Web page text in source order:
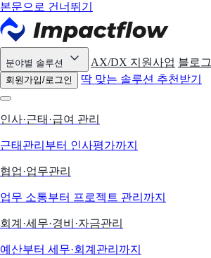
본문으로 건너뛰기
분야별 솔루션 AX/DX 지원사업 블로그
회원가입/로그인 딱 맞는 솔루션 추천받기
인사·근태·급여 관리
근태관리부터 인사평가까지
협업·업무관리
업무 소통부터 프로젝트 관리까지
회계·세무·경비·자금관리
예산부터 세무·회계관리까지